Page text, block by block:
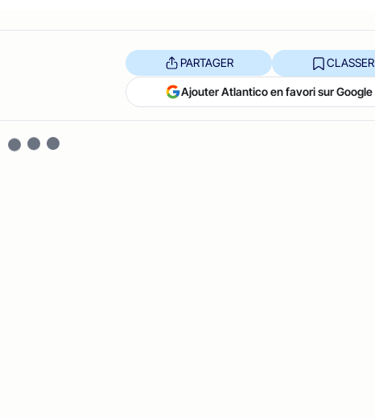
PARTAGER CLASSER
Ajouter Atlantico en favori sur Google